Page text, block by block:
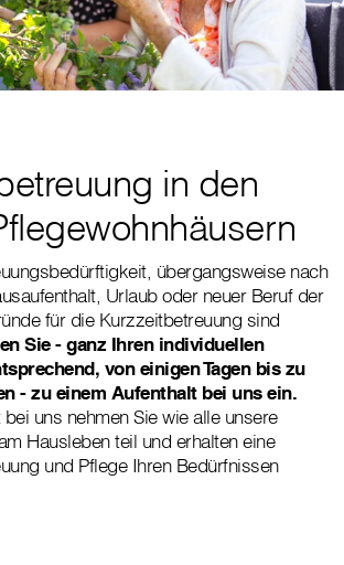
in den
übergangsweise nach
Urlaub oder neuer Beruf der
für die Kurzzeitbetreuung sind
Sie - ganz Ihren individuellen
von einigen Tagen bis zu
- zu einem Aufenthalt bei uns ein.
uns nehmen Sie wie alle unsere
Hausleben teil und erhalten eine
und Pflege Ihren Bedürfnissen